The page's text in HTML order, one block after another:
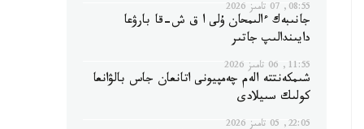
08:55, 07 تامىز 2026
جانىبەك ءالىمحان ۇلى ا ق ش-قا بارۋعا
دايىندالىپ جاتىر
11:55, 06 تامىز 2026
شىمكەنتتە الەم چەمپيونى اتانعان جاس بالۋانعا
كولىك سىيلادى
22:05, 05 تامىز 2026